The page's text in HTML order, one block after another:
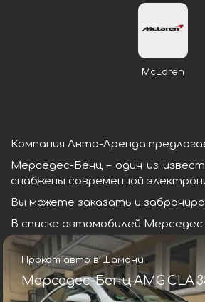
McLaren
Компания Авто-Аренда
Мерседес-Бенц – один из
снабжены современной
Вы можете заказать и
В списке автомобилей
Прокат авто в Шамони
Мерседес-Бенц AMG CLA